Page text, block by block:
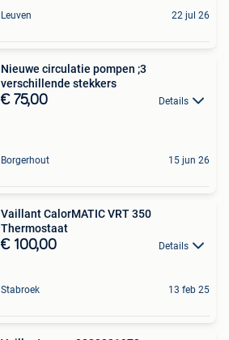
Leuven 22 jul 26
Nieuwe circulatie pompen ;3
verschillende stekkers
€ 75,00 Details
Borgerhout 15 jun 26
Vaillant CalorMATIC VRT 350
Thermostaat
€ 100,00 Details
Stabroek 13 feb 25